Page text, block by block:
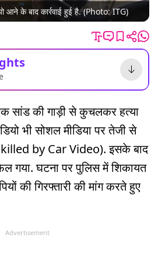
आने के बाद कार्रवाई हुई है. (Photo: ITG)
सांड की गाड़ी से कुचलकर हत्या
भी सोशल मीडिया पर तेजी से
killed by Car Video). इसके बाद
गया. घटना पर पुलिस में शिकायत
की गिरफ्तारी की मांग करते हुए
Advertisement